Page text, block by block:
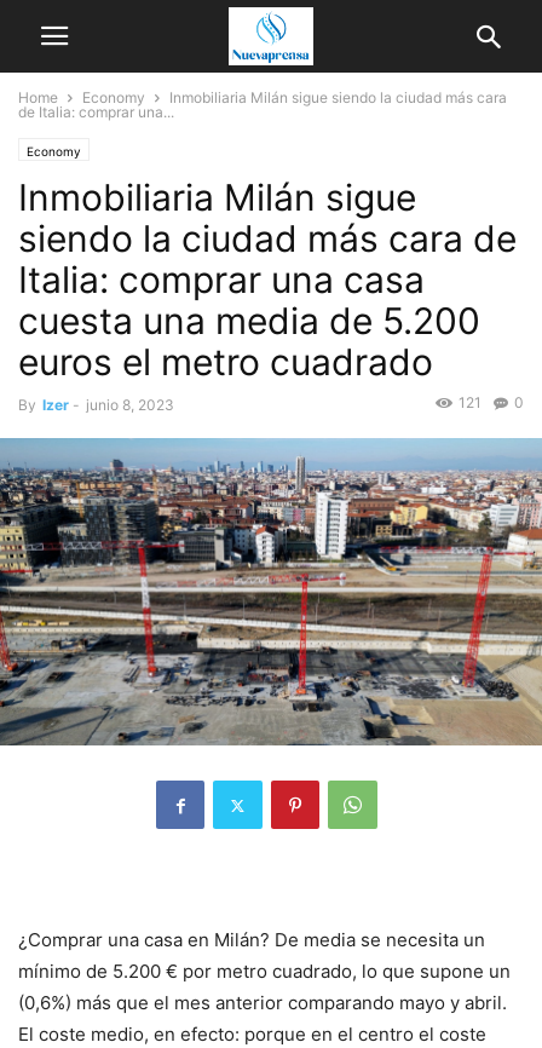
Home Economy
Inmobiliaria Milán sigue siendo la ciudad más cara
de Italia: comprar una...
Economy
Inmobiliaria Milán sigue
siendo la ciudad más cara de
Italia: comprar una casa
cuesta una media de 5.200
euros el metro cuadrado
By Izer - junio 8, 2023 0
121
¿Comprar una casa en Milán? De media se necesita un
mínimo de 5.200 € por metro cuadrado, lo que supone un
(0,6%) más que el mes anterior comparando mayo y abril.
El coste medio, en efecto: porque en el centro el coste